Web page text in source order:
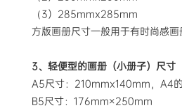
（ 3）285mmx285mm
方版画册尺寸一般用于有时尚感画
3、轻便型的画册（小册子）尺寸
A5尺寸：210mmx140mm，A4的
B5尺寸：176mm×250mm